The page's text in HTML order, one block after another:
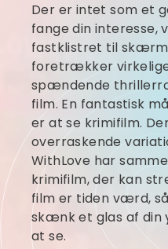
Der er intet som et
fange din interesse,
fastklistret til
foretrækker
spændende
film. En fantastisk
er at se krimifilm.
overraskende
WithLove har
krimifilm, der kan
film er tiden værd,
skænk et glas af din
at se.